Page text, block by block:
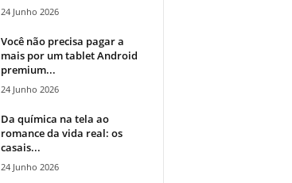
24 Junho 2026
Você não precisa pagar a
mais por um tablet Android
premium...
24 Junho 2026
Da química na tela ao
romance da vida real: os
casais...
24 Junho 2026